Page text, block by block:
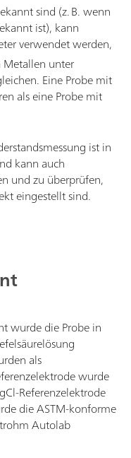
sind (z. B. wenn
ist), kann
verwendet werden,
Metallen unter
Eine Probe mit
als eine Probe mit
ist in
kann auch
und zu überprüfen,
eingestellt sind.
wurde die Probe in
als
wurde
Referenzelektrode
die ASTM-konforme
Autolab